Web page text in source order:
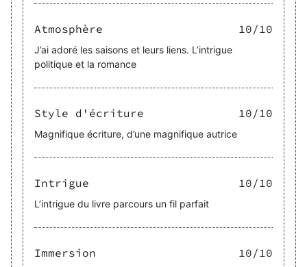
Atmosphère 10/10
J’ai adoré les saisons et leurs liens. L’intrigue
politique et la romance
Style d'écriture 10/10
Magnifique écriture, d’une magnifique autrice
Intrigue 10/10
L’intrigue du livre parcours un fil parfait
Immersion 10/10